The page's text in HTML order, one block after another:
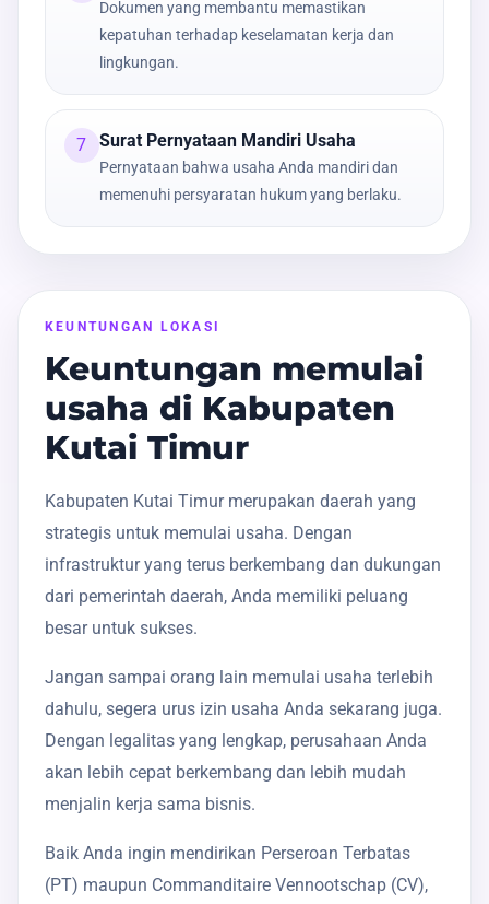
Dokumen yang membantu memastikan
kepatuhan terhadap keselamatan kerja dan
lingkungan.
7 Surat Pernyataan Mandiri Usaha
Pernyataan bahwa usaha Anda mandiri dan
memenuhi persyaratan hukum yang berlaku.
KEUNTUNGAN LOKASI
Keuntungan memulai
usaha di Kabupaten
Kutai Timur
Kabupaten Kutai Timur merupakan daerah yang
strategis untuk memulai usaha. Dengan
infrastruktur yang terus berkembang dan dukungan
dari pemerintah daerah, Anda memiliki peluang
besar untuk sukses.
Jangan sampai orang lain memulai usaha terlebih
dahulu, segera urus izin usaha Anda sekarang juga.
Dengan legalitas yang lengkap, perusahaan Anda
akan lebih cepat berkembang dan lebih mudah
menjalin kerja sama bisnis.
Baik Anda ingin mendirikan Perseroan Terbatas
(PT) maupun Commanditaire Vennootschap (CV),